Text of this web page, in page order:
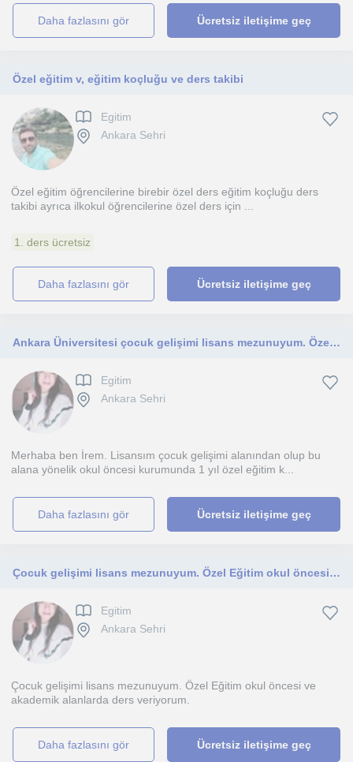
daha fazlasını gör Ücretsiz iletişime geç
Özel eğitim v, eğitim koçluğu ve ders takibi
Egitim
Ankara Sehri
Özel eğitim öğrencilerine birebir özel ders eğitim koçluğu ders
takibi ayrıca ilkokul öğrencilerine özel ders için ...
1. ders ücretsiz
daha fazlasını gör Ücretsiz iletişime geç
Ankara Üniversitesi çocuk gelişimi lisans mezunuyum. Özel eğitim, okul öncesi ve akademik alanlarda ders veriyorum
Egitim
Ankara Sehri
Merhaba ben İrem. Lisansım çocuk gelişimi alanından olup bu
alana yönelik okul öncesi kurumunda 1 yıl özel eğitim k...
daha fazlasını gör Ücretsiz iletişime geç
Çocuk gelişimi lisans mezunuyum. Özel Eğitim okul öncesi ve akademik alanlarda ders veriyorum
Egitim
Ankara Sehri
Çocuk gelişimi lisans mezunuyum. Özel Eğitim okul öncesi ve
akademik alanlarda ders veriyorum.
daha fazlasını gör Ücretsiz iletişime geç